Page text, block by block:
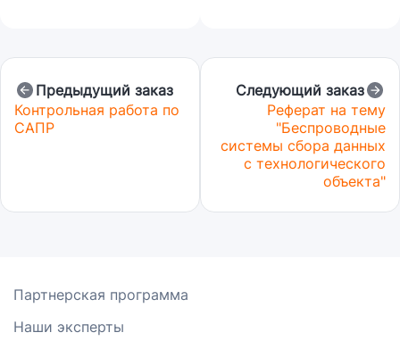
Предыдущий заказ
Контрольная работа по
САПР
Следующий заказ
Реферат на тему
"Беспроводные
системы сбора данных
с технологического
объекта"
Партнерская программа
Наши эксперты